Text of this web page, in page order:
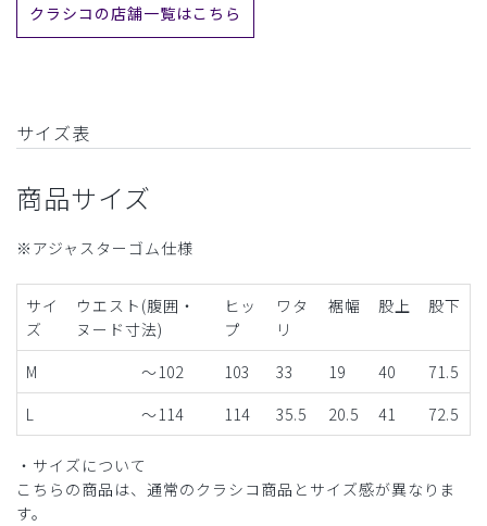
クラシコの店舗一覧はこちら
サイズ表
商品サイズ
※アジャスターゴム仕様
サイ
ズ
ウエスト(腹囲・
ヌード寸法)
ヒッ
プ
ワタ
リ
裾幅 股上 股下
M ～102 103 33 19 40
71.5
L
～114 114 35.5 20.5 41 72.5
・サイズについて
こちらの商品は、通常のクラシコ商品とサイズ感が異なりま
す。